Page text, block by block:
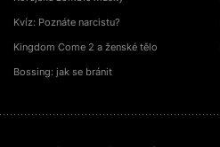
Kvíz: Poznáte narcistu?
Kingdom Come 2 a ženské tělo
Bossing: jak se bránit